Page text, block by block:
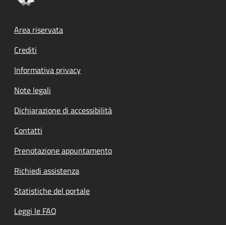
Footer menu
Area riservata
Crediti
Informativa privacy
Note legali
Dichiarazione di accessibilità
Contatti
Prenotazione appuntamento
Richiedi assistenza
Statistiche del portale
Leggi le FAQ